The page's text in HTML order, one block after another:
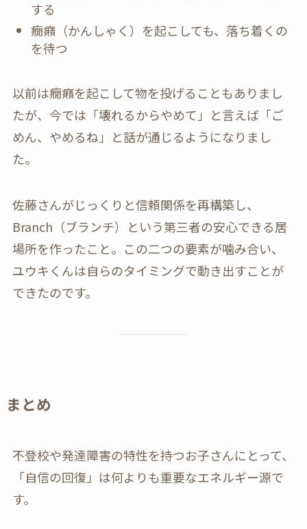
する
癇癪（かんしゃく）を起こしても、落ち着くの
を待つ
以前は癇癪を起こして物を投げることもありまし
たが、今では「壊れるからやめて」と言えば「ご
めん、やめるね」と話が通じるようになりまし
た。
佐藤さんがじっくりと信頼関係を再構築し、
Branch（ブランチ）という第三者の安心できる居
場所を作ったこと。この二つの要素が噛み合い、
ユウキくんは自らのタイミングで動き出すことが
できたのです。
まとめ
不登校や発達障害の特性を持つお子さんにとって、
「自信の回復」は何よりも重要なエネルギー源で
す。